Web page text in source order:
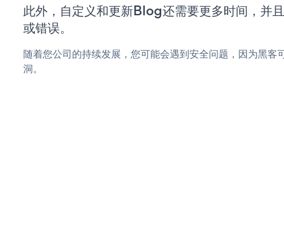
此外，自定义和更新Blog还需要更多时间，并
或错误。
随着您公司的持续发展，您可能会遇到安全问题，因为黑客
洞。